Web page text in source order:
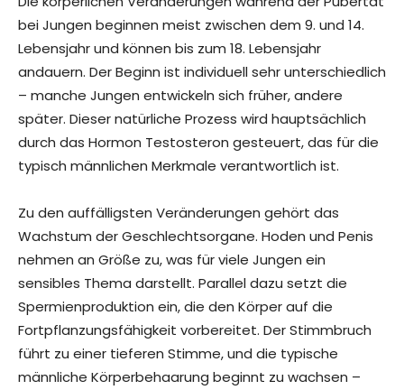
bei Jungen beginnen meist zwischen dem 9. und 14.
Lebensjahr und können bis zum 18. Lebensjahr
andauern. Der Beginn ist individuell sehr unterschiedlich
– manche Jungen entwickeln sich früher, andere
später. Dieser natürliche Prozess wird hauptsächlich
durch das Hormon Testosteron gesteuert, das für die
typisch männlichen Merkmale verantwortlich ist.
Zu den auffälligsten Veränderungen gehört das
Wachstum der Geschlechtsorgane. Hoden und Penis
nehmen an Größe zu, was für viele Jungen ein
sensibles Thema darstellt. Parallel dazu setzt die
Spermienproduktion ein, die den Körper auf die
Fortpflanzungsfähigkeit vorbereitet. Der Stimmbruch
führt zu einer tieferen Stimme, und die typische
männliche Körperbehaarung beginnt zu wachsen –